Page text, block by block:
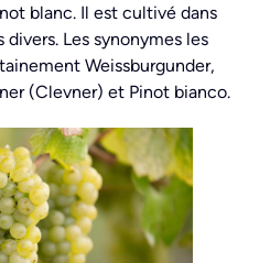
blanc. Il est cultivé dans
Les synonymes les
Weissburgunder,
(Clevner) et Pinot bianco.